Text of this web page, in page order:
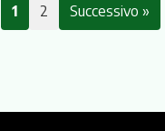
1 2 Successivo »